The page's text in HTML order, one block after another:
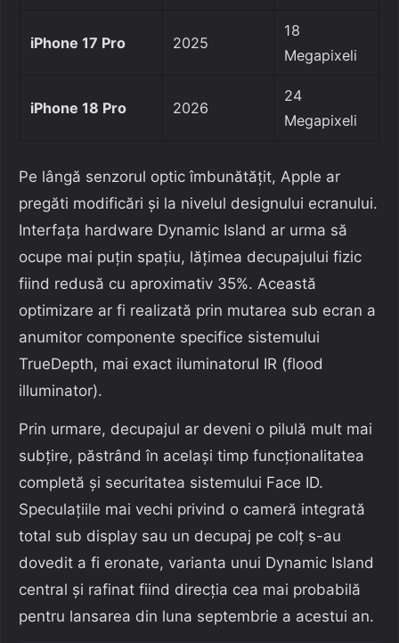
iPhone 17 Pro 2025
18
Megapixeli
iPhone 18 Pro 2026
24
Megapixeli
Pe lângă senzorul optic îmbunătățit, Apple ar
pregăti modificări și la nivelul designului ecranului.
Interfața hardware Dynamic Island ar urma să
ocupe mai puțin spațiu, lățimea decupajului fizic
fiind redusă cu aproximativ 35%. Această
optimizare ar fi realizată prin mutarea sub ecran a
anumitor componente specifice sistemului
TrueDepth, mai exact iluminatorul IR (flood
illuminator).
Prin urmare, decupajul ar deveni o pilulă mult mai
subțire, păstrând în același timp funcționalitatea
completă și securitatea sistemului Face ID.
Speculațiile mai vechi privind o cameră integrată
total sub display sau un decupaj pe colț s-au
dovedit a fi eronate, varianta unui Dynamic Island
central și rafinat fiind direcția cea mai probabilă
pentru lansarea din luna septembrie a acestui an.